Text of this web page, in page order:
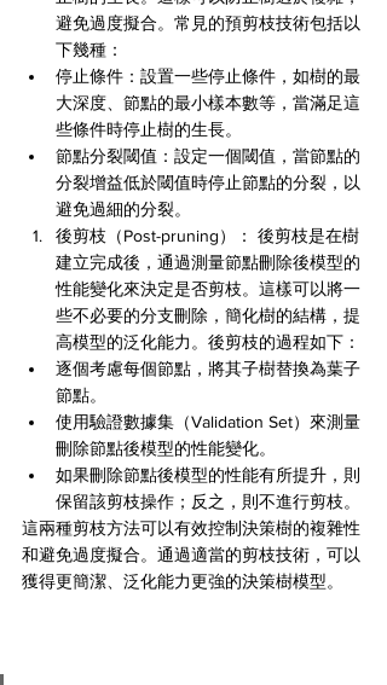
避免過度擬合。常見的預剪枝技術包括以
下幾種：
停止條件：設置一些停止條件，如樹的最
大深度、節點的最小樣本數等，當滿足這
些條件時停止樹的生長。
節點分裂閾值：設定一個閾值，當節點的
分裂增益低於閾值時停止節點的分裂，以
避免過細的分裂。
後剪枝（Post-pruning）： 後剪枝是在樹
建立完成後，通過測量節點刪除後模型的
性能變化來決定是否剪枝。這樣可以將一
些不必要的分支刪除，簡化樹的結構，提
高模型的泛化能力。後剪枝的過程如下：
逐個考慮每個節點，將其子樹替換為葉子
節點。
使用驗證數據集（Validation Set）來測量
刪除節點後模型的性能變化。
如果刪除節點後模型的性能有所提升，則
保留該剪枝操作；反之，則不進行剪枝。
這兩種剪枝方法可以有效控制決策樹的複雜性
和避免過度擬合。通過適當的剪枝技術，可以
獲得更簡潔、泛化能力更強的決策樹模型。